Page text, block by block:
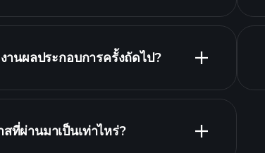
ายงานการเงิน
านผลประกอบการครั้งถัดไป?
ปฏิทินผลประกอบการ
ที่ผ่านมาเป็นเท่าไหร่?